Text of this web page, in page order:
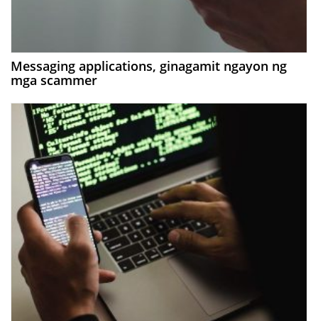
Messaging applications, ginagamit ngayon ng
mga scammer